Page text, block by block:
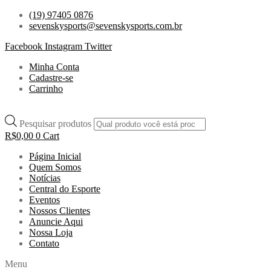
(19) 97405 0876
sevenskysports@sevenskysports.com.br
Facebook Instagram Twitter
Minha Conta
Cadastre-se
Carrinho
Pesquisar produtos
R$0,00 0 Cart
Página Inicial
Quem Somos
Notícias
Central do Esporte
Eventos
Nossos Clientes
Anuncie Aqui
Nossa Loja
Contato
Menu